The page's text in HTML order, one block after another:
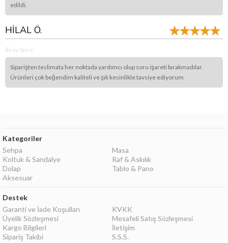
edildi.
HİLAL Ö.
iki ay önce
Siparişten teslimata her noktada yardımcı olup soru işareti bırakmadılar.
Ürünleri çok beğendim kaliteli ve şık kesinlikle tavsiye ediyorum
Kategoriler
Sehpa
Masa
Koltuk & Sandalye
Raf & Askılık
Dolap
Tablo & Pano
Aksesuar
Destek
Garanti ve İade Koşulları
KVKK
Üyelik Sözleşmesi
Mesafeli Satış Sözleşmesi
Kargo Bilgileri
İletişim
Sipariş Takibi
S.S.S.